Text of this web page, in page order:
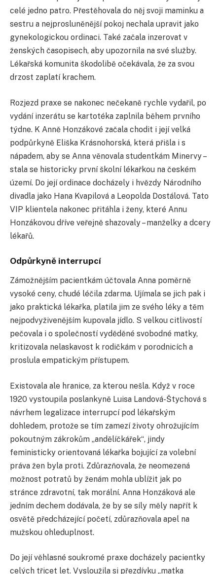
celé jedno patro. Přestěhovala do něj svoji maminku a
sestru a nejprosluněnější pokoj nechala upravit jako
gynekologickou ordinaci. Také začala inzerovat v
ženských časopisech, aby upozornila na své služby.
Lékařská komunita škodolibě očekávala, že za svou
drzost zaplatí krachem.
Rozjezd praxe se nakonec nečekaně rychle vydařil, po
vydání inzerátu se kartotéka zaplnila během prvního
týdne. K Anně Honzákové začala chodit i její velká
podpůrkyně Eliška Krásnohorská, která přišla i s
nápadem, aby se Anna věnovala studentkám Minervy –
stala se historicky první školní lékařkou na českém
území. Do její ordinace docházely i hvězdy Národního
divadla jako Hana Kvapilová a Leopolda Dostálová. Tato
VIP klientela nakonec přitáhla i ženy, které Annu
Honzákovou dříve veřejně shazovaly – manželky a dcery
lékařů.
Odpůrkyně interrupcí
Zámožnějším pacientkám účtovala Anna poměrně
vysoké ceny, chudé léčila zdarma. Ujímala se jich pak i
jako praktická lékařka, platila jim ze svého léky a těm
nejpodvyživenějším kupovala jídlo. S velkou citlivostí
pečovala i o společností vyděděné svobodné matky,
kritizovala nelaskavost k rodičkám v porodnicích a
proslula empatickým přístupem.
Existovala ale hranice, za kterou nešla. Když v roce
1920 vystoupila poslankyně Luisa Landová-Štychová s
návrhem legalizace interrupcí pod lékařským
dohledem, protože se tím zamezí životy ohrožujícím
pokoutným zákrokům „andělíčkářek“, jindy
feministicky orientovaná lékařka bojující za volební
práva žen byla proti. Zdůrazňovala, že neomezená
možnost potratů by ženám mohla ublížit jak po
stránce zdravotní, tak morální. Anna Honzáková ale
jedním dechem dodávala, že by se síly měly napřít k
osvětě předcházející početí, zdůrazňovala apel na
mužskou ohleduplnost.
Do její věhlasné soukromé praxe docházely pacientky
celých třicet let. Vysloužila si přezdívku „matka